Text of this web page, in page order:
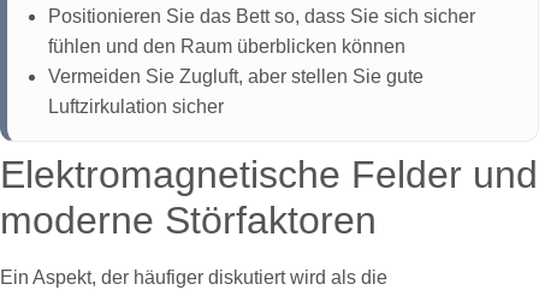
Positionieren Sie das Bett so, dass Sie sich sicher
fühlen und den Raum überblicken können
Vermeiden Sie Zugluft, aber stellen Sie gute
Luftzirkulation sicher
Elektromagnetische Felder und
moderne Störfaktoren
Ein Aspekt, der häufiger diskutiert wird als die